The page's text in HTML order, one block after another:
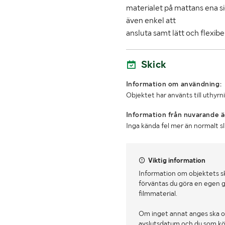
materialet på mattans ena
även enkel att
ansluta samt lätt och
Skick
Information om användning:
Objektet har använts till
Information från nuvarande
Inga kända fel mer än normalt
Viktig information
Information om objektets
förväntas du göra en
filmmaterial.
Om inget annat anges ska